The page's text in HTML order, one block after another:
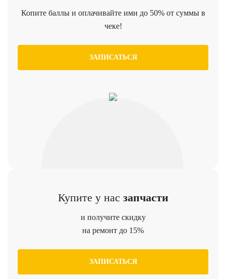
Копите баллы и оплачивайте ими до 50% от суммы в
чеке!
ЗАПИСАТЬСЯ
Купите у нас запчасти
и получите скидку
на ремонт до 15%
ЗАПИСАТЬСЯ